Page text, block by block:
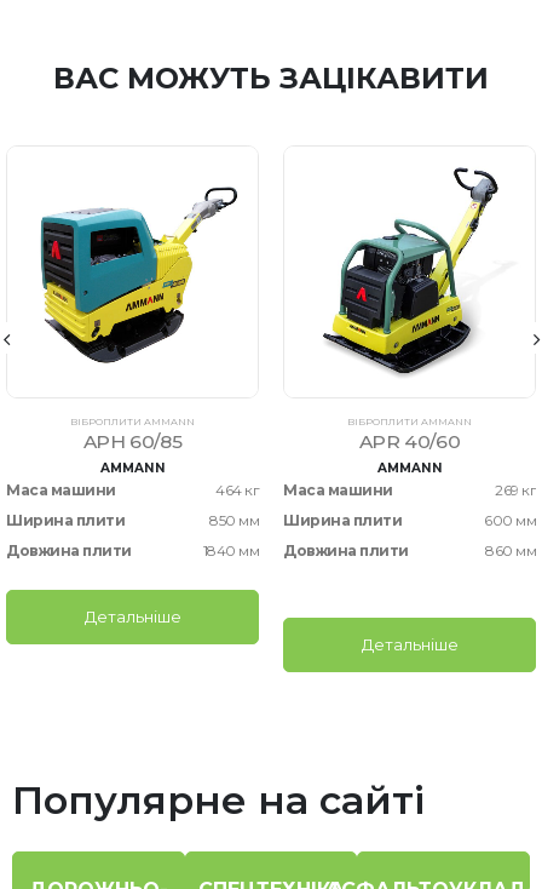
ВАС МОЖУТЬ ЗАЦІКАВИТИ
ВІБРОПЛИТИ AMMANN
APH 60/85
AMMANN
Маса машини
464 кг
Ширина плити
850 мм
Довжина плити
1840 мм
Детальніше
ВІБРОПЛИТИ AMMANN
APR 40/60
AMMANN
Маса машини
269 кг
Ширина плити
600 мм
Довжина плити
860 мм
Детальніше
Популярне на сайті